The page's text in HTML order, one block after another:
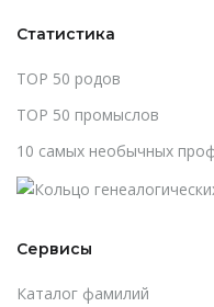
Статистика
TOP 50 родов
TOP 50 промыслов
10 самых необычных
Сервисы
Каталог фамилий